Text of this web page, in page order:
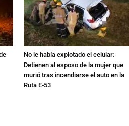
No le había explotado el celular:
Detienen al esposo de la mujer que
murió tras incendiarse el auto en la
Ruta E-53